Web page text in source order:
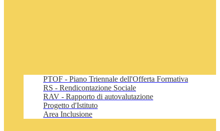
PTOF - Piano Triennale dell'Offerta Formativa
RS - Rendicontazione Sociale
RAV - Rapporto di autovalutazione
Progetto d'Istituto
Area Inclusione